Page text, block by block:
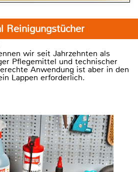
Reinigungstücher
wir seit Jahrzehnten als
Pflegemittel und technischer
Anwendung ist aber in den
Lappen erforderlich.